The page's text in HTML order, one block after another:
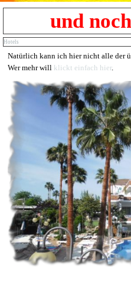
und
Hotels
Natürlich kann ich hier nicht alle der
Wer mehr will klickt einfach hier.